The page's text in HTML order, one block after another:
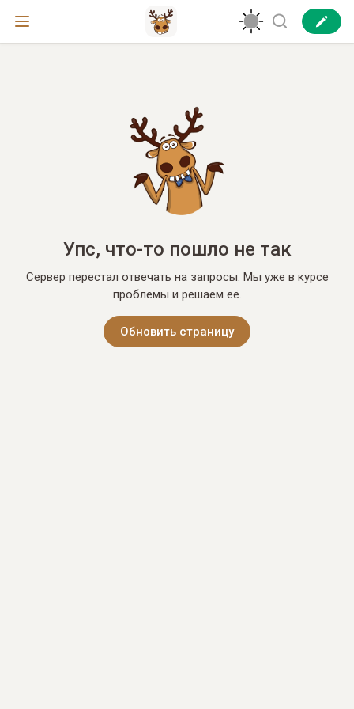
Упс, что-то пошло не так
Сервер перестал отвечать на запросы. Мы уже в курсе
проблемы и решаем её.
Обновить страницу